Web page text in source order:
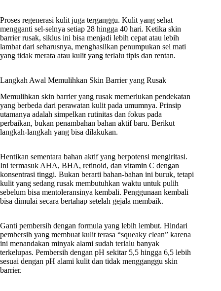
Proses regenerasi kulit juga terganggu. Kulit yang sehat
mengganti sel-selnya setiap 28 hingga 40 hari. Ketika skin
barrier rusak, siklus ini bisa menjadi lebih cepat atau lebih
lambat dari seharusnya, menghasilkan penumpukan sel mati
yang tidak merata atau kulit yang terlalu tipis dan rentan.
Langkah Awal Memulihkan Skin Barrier yang Rusak
Memulihkan skin barrier yang rusak memerlukan pendekatan
yang berbeda dari perawatan kulit pada umumnya. Prinsip
utamanya adalah simpelkan rutinitas dan fokus pada
perbaikan, bukan penambahan bahan aktif baru. Berikut
langkah-langkah yang bisa dilakukan.
Hentikan sementara bahan aktif yang berpotensi mengiritasi.
Ini termasuk AHA, BHA, retinoid, dan vitamin C dengan
konsentrasi tinggi. Bukan berarti bahan-bahan ini buruk, tetapi
kulit yang sedang rusak membutuhkan waktu untuk pulih
sebelum bisa mentoleransinya kembali. Penggunaan kembali
bisa dimulai secara bertahap setelah gejala membaik.
Ganti pembersih dengan formula yang lebih lembut. Hindari
pembersih yang membuat kulit terasa “squeaky clean” karena
ini menandakan minyak alami sudah terlalu banyak
terkelupas. Pembersih dengan pH sekitar 5,5 hingga 6,5 lebih
sesuai dengan pH alami kulit dan tidak mengganggu skin
barrier.